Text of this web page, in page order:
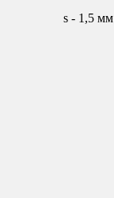
s - 1,5 мм